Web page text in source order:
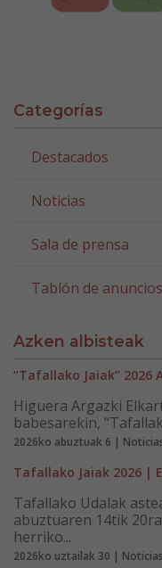
Categorías
Destacados
Noticias
Sala de prensa
Tablón de anuncios
Azken albisteak
“Tafallako Jaiak” 2026
Higuera Argazki
babesarekin,
2026ko abuztuak 6 |
Tafallako Jaiak 2026 |
Tafallako Udalak
abuztuaren 14tik
herriko...
2026ko uztailak 30 | Noticias